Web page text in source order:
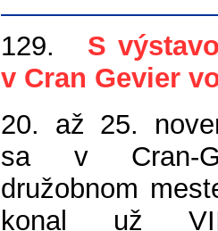
129.
S
v Cran Gevier
20. až 25.
sa v Cran-
družobnom
konal už